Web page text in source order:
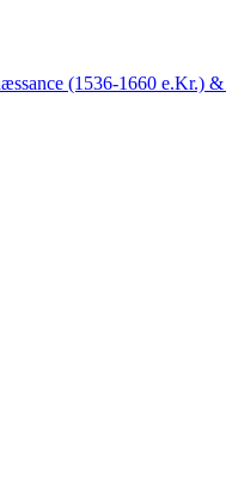
(1536-1660 e.Kr.)